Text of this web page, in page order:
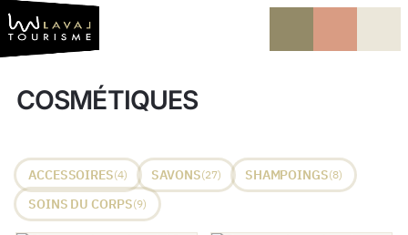
Vers le contenu
COSMÉTIQUES
ACCESSOIRES(4) SAVONS(27) SHAMPOINGS(8)
SOINS DU CORPS(9)